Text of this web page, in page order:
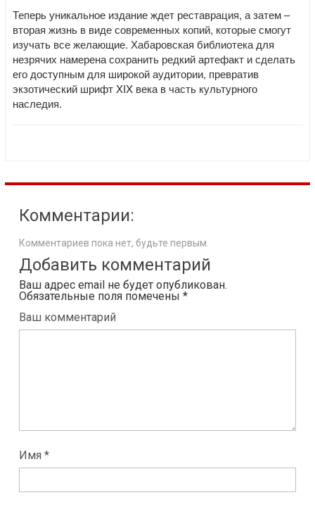
Теперь уникальное издание ждет реставрация, а затем –
вторая жизнь в виде современных копий, которые смогут
изучать все желающие. Хабаровская библиотека для
незрячих намерена сохранить редкий артефакт и сделать
его доступным для широкой аудитории, превратив
экзотический шрифт XIX века в часть культурного
наследия.
Комментарии:
Комментариев пока нет, будьте первым.
Добавить комментарий
Ваш адрес email не будет опубликован.
Обязательные поля помечены *
Ваш комментарий
Имя *